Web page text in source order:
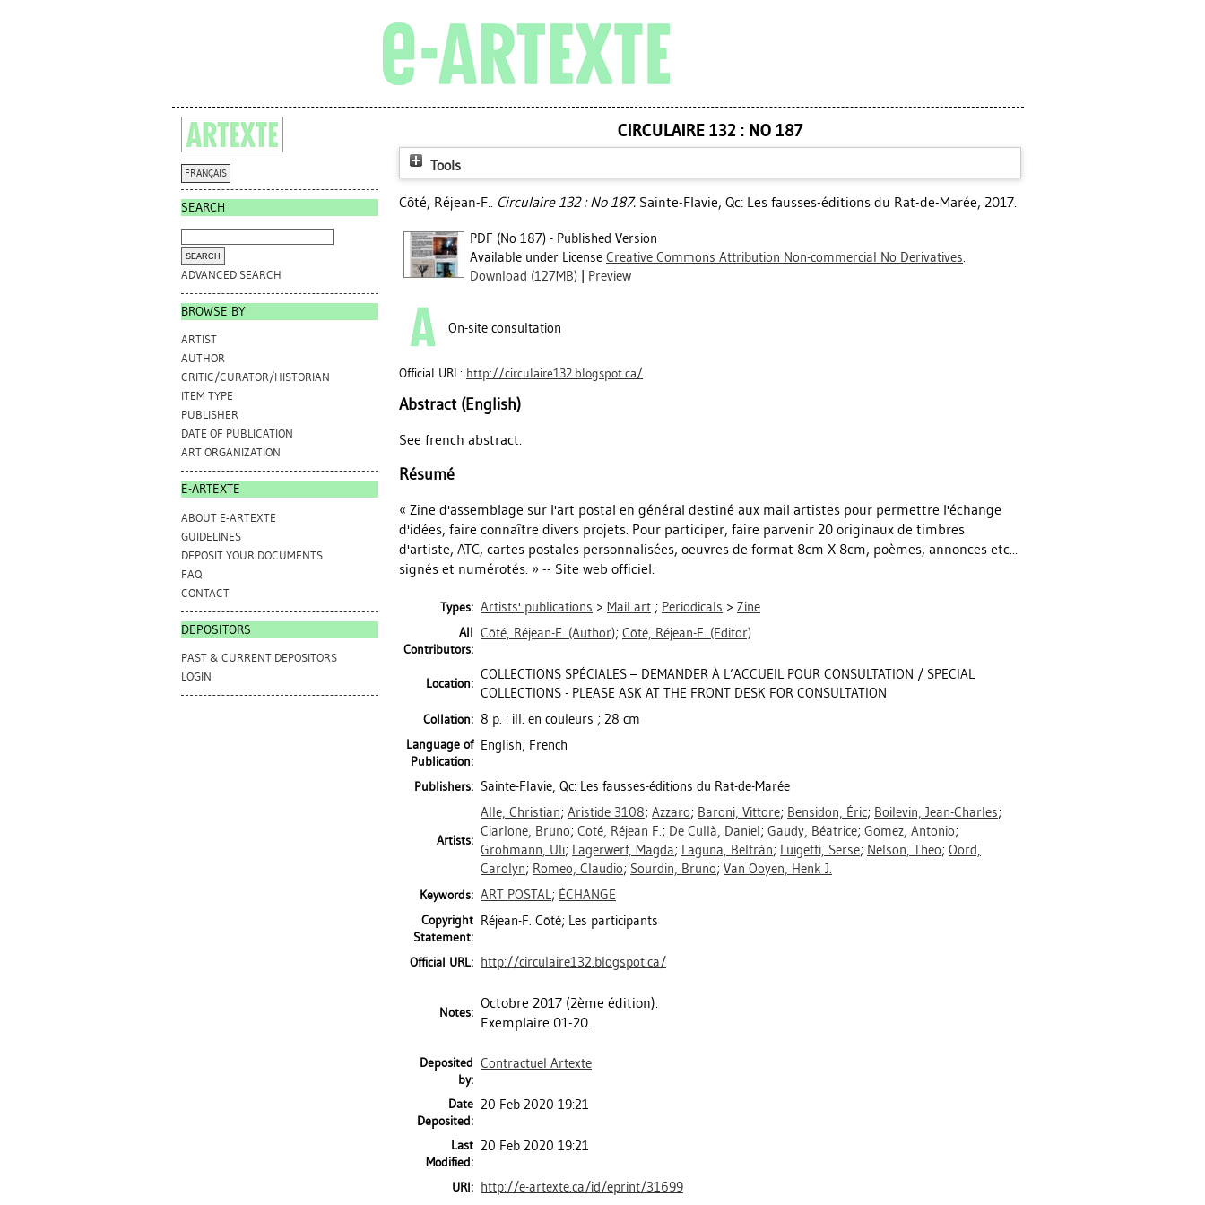
FRANÇAIS
SEARCH
ADVANCED SEARCH
BROWSE BY
ARTIST
AUTHOR
CRITIC/CURATOR/HISTORIAN
ITEM TYPE
PUBLISHER
DATE OF PUBLICATION
ART ORGANIZATION
E-ARTEXTE
ABOUT E-ARTEXTE
GUIDELINES
DEPOSIT YOUR DOCUMENTS
FAQ
CONTACT
DEPOSITORS
PAST & CURRENT DEPOSITORS
LOGIN
CIRCULAIRE 132 : NO 187
Tools
Côté, Réjean-F.. Circulaire 132 : No 187. Sainte-Flavie, Qc: Les fausses-éditions du Rat-de-Marée, 2017.
PDF (No 187) - Published Version
Available under License Creative Commons Attribution Non-commercial No Derivatives.
Download (127MB)
Preview
On-site consultation
Official URL: http://circulaire132.blogspot.ca/
Abstract (English)
See french abstract.
Résumé
« Zine d'assemblage sur l'art postal en général destiné aux mail artistes pour permettre l'échange
d'idées, faire connaître divers projets. Pour participer, faire parvenir 20 originaux de timbres
d'artiste, ATC, cartes postales personnalisées, oeuvres de format 8cm X 8cm, poèmes, annonces etc...
signés et numérotés. » -- Site web officiel.
Types: Artists' publications > Mail art ; Periodicals > Zine
All
Contributors:
Côté, Réjean-F. (Author); Côté, Réjean-F. (Editor)
Location:
COLLECTIONS SPÉCIALES – DEMANDER À L’ACCUEIL POUR CONSULTATION / SPECIAL
COLLECTIONS - PLEASE ASK AT THE FRONT DESK FOR CONSULTATION
Collation: 8 p. : ill. en couleurs ; 28 cm
Language of
Publication:
English; French
Publishers: Sainte-Flavie, Qc: Les fausses-éditions du Rat-de-Marée
Artists:
Alle, Christian; Aristide 3108; Azzaro; Baroni, Vittore; Bensidon, Éric; Boilevin, Jean-Charles;
Ciarlone, Bruno; Côté, Réjean F.; De Cullà, Daniel; Gaudy, Béatrice; Gomez, Antonio;
Grohmann, Uli; Lagerwerf, Magda; Laguna, Beltràn; Luigetti, Serse; Nelson, Theo; Oord,
Carolyn; Romeo, Claudio; Sourdin, Bruno; Van Ooyen, Henk J.
Keywords: ART POSTAL; ÉCHANGE
Copyright
Statement:
Réjean-F. Côté; Les participants
Official URL: http://circulaire132.blogspot.ca/
Notes:
Octobre 2017 (2ème édition).
Exemplaire 01-20.
Deposited
by:
Contractuel Artexte
Date
Deposited:
20 Feb 2020 19:21
Last
Modified:
20 Feb 2020 19:21
URI: http://e-artexte.ca/id/eprint/31699